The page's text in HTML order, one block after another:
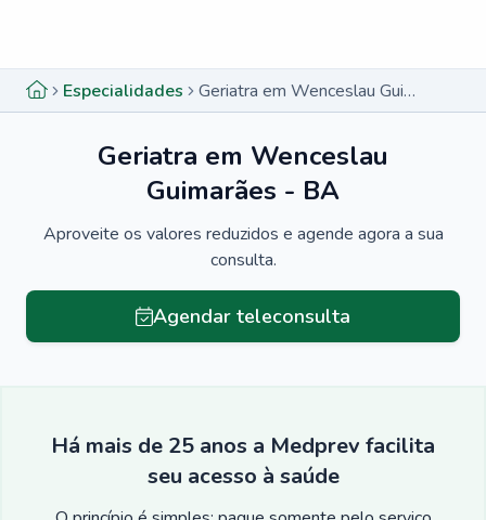
Especialidades Geriatra em Wenceslau Guimarães - BA
Geriatra em Wenceslau
Guimarães - BA
Aproveite os valores reduzidos e agende agora a sua
consulta.
Agendar teleconsulta
Há mais de 25 anos a Medprev facilita
seu acesso à saúde